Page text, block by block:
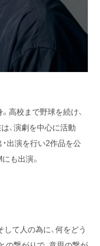
高校まで野球を続け、
、演劇を中心に活動
・出演を行い2作品を公
も出演。
して人の為に、何をどう